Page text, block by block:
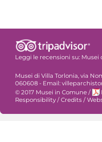
Leggi le recensioni su: Musei
Musei di Villa Torlonia, via
060608 - Email:
© 2017 Musei in Comune /
Responsibility /Credits /